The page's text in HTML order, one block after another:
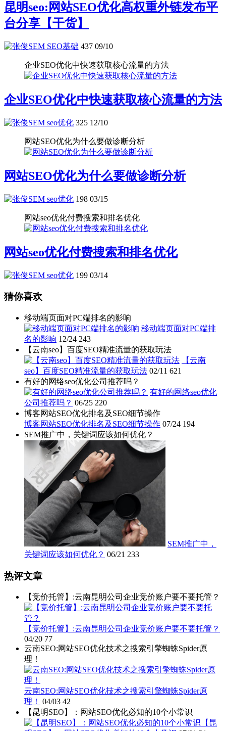
昆明seo:网站SEO优化高权重外链发布平
台分享【干货】
SEO基础 437 09/10
企业SEO优化中快速获取核心流量的方法
企业SEO优化中快速获取核心流量的方法
seo优化 325 12/10
网站SEO优化为什么要做诊断分析
网站SEO优化为什么要做诊断分析
seo优化 198 03/15
网站seo优化付费搜索和排名优化
网站seo优化付费搜索和排名优化
seo优化 199 03/14
猜你喜欢
移动端页面对PC端排名的影响
移动端页面对PC端排
名的影响 12/24 243
【云南seo】百度SEO精准流量的获取玩法
【云南
seo】百度SEO精准流量的获取玩法 02/11 621
有好的网络seo优化公司推荐吗？
有好的网络seo优化
公司推荐吗？ 06/25 220
博客网站SEO优化排名及SEO细节操作
博客网站SEO优化排名及SEO细节操作 07/24 194
SEM推广中，关键词应该如何优化？
SEM推广中，
关键词应该如何优化？ 06/21 233
热评文章
【竞价托管】:云南昆明公司企业竞价账户要不要托管？
【竞价托管】:云南昆明公司企业竞价账户要不要托管？
04/20 77
云南SEO:网站SEO优化技术之搜索引擎蜘蛛Spider原
理！
云南SEO:网站SEO优化技术之搜索引擎蜘蛛Spider原
理！
04/03 42
【昆明SEO】：网站SEO优化必知的10个小常识
【昆